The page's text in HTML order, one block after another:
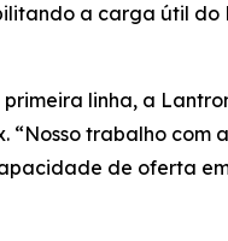
a carga útil do
linha, a
trabalho
de oferta